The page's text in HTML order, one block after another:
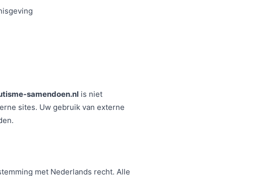
samendoen.nl is niet
sites. Uw gebruik van externe
met Nederlands recht. Alle